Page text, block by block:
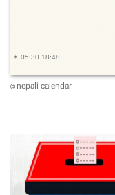
© nepali calendar